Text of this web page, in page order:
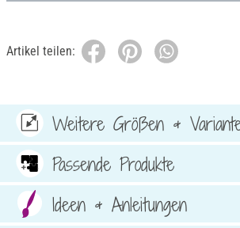
Artikel teilen:
Weitere Größen &
Passende Produkte
Ideen & Anleitungen